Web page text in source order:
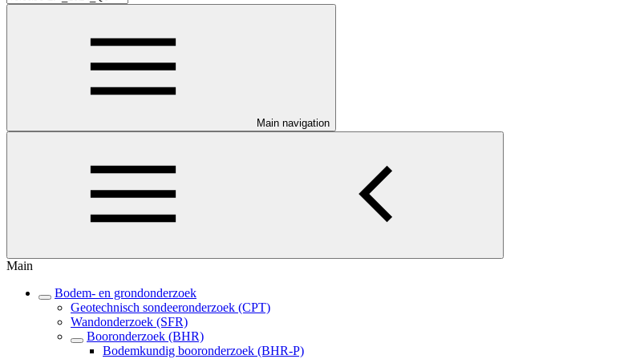
Main navigation
Main
Bodem- en grondonderzoek
Geotechnisch sondeeronderzoek (CPT)
Wandonderzoek (SFR)
Booronderzoek (BHR)
Bodemkundig booronderzoek (BHR-P)